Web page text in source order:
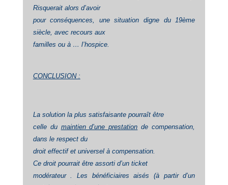
Risquerait alors d’avoir
pour conséquences, une situation digne du 19ème
siècle, avec recours aux
familles ou à … l’hospice.
CONCLUSION :
La solution la plus satisfaisante pourraît être
celle du maintien d’une prestation de compensation,
dans le respect du
droit effectif et universel à compensation.
Ce droit pourrait être assorti d’un ticket
modérateur . Les bénéficiaires aisés (à partir d’un